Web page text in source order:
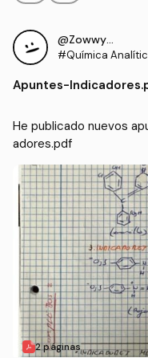
@ZowwyMowwy
#Química
Apuntes-
He publicado nuevos
adores.pdf
2 páginas